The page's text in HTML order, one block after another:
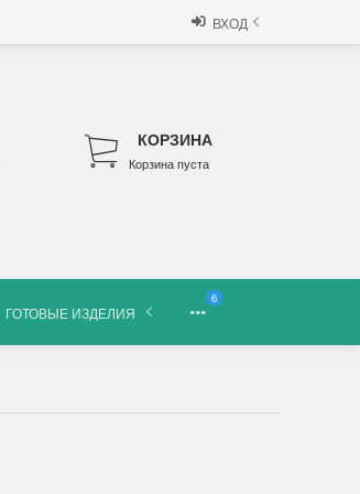
ВХОД
КОРЗИНА
Корзина пуста
ГОТОВЫЕ ИЗДЕЛИЯ
6